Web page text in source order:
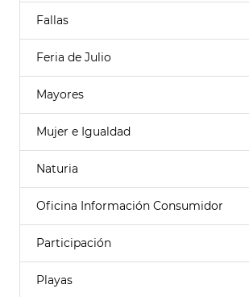
Fallas
Feria de Julio
Mayores
Mujer e Igualdad
Naturia
Oficina Información Consumidor
Participación
Playas